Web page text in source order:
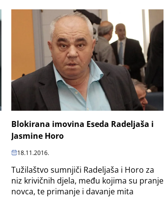
Blokirana imovina Eseda Radeljaša i
Jasmine Horo
18.11.2016.
Tužilaštvo sumnjiči Radeljaša i Horo za
niz krivičnih djela, među kojima su pranje
novca, te primanje i davanje mita